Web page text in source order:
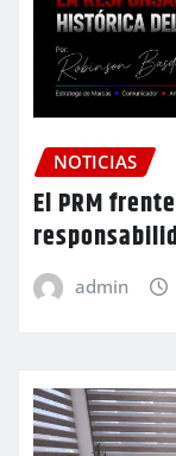
NOTICIAS
El PRM
admin